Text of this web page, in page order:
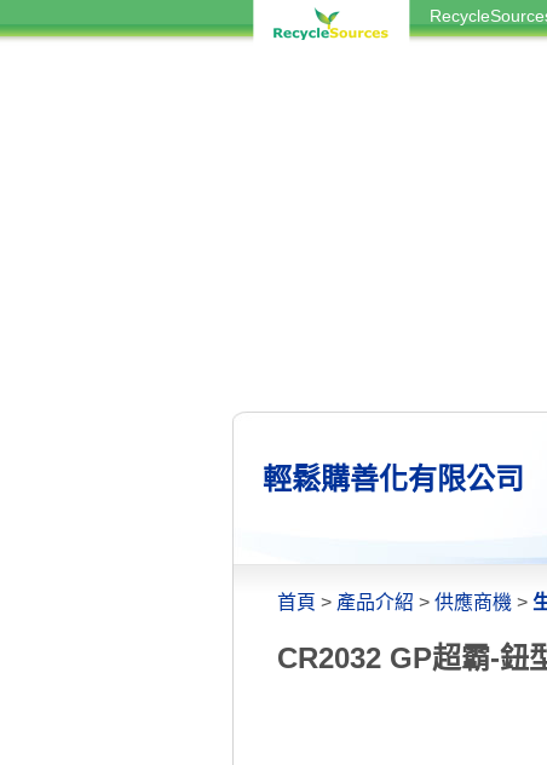
輕鬆購善化有限公司
首頁 > 產品介紹 > 供應商機 >
CR2032 GP超霸-鈕